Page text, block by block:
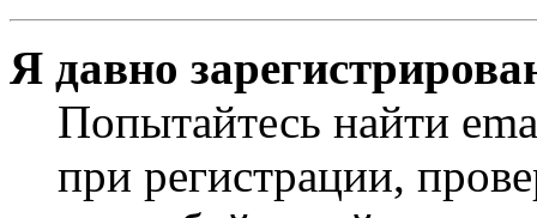
Я давно
Попытайтесь найти
при регистрации,